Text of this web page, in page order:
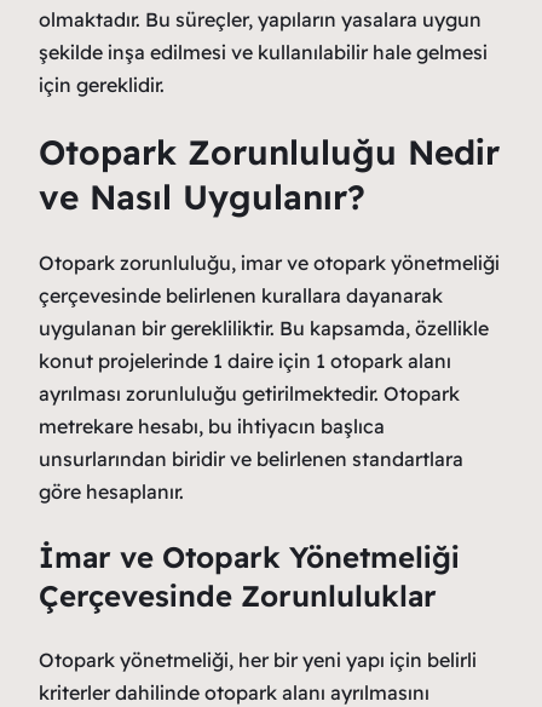
olmaktadır. Bu süreçler, yapıların yasalara uygun
şekilde inşa edilmesi ve kullanılabilir hale gelmesi
için gereklidir.
Otopark Zorunluluğu Nedir
ve Nasıl Uygulanır?
Otopark zorunluluğu, imar ve otopark yönetmeliği
çerçevesinde belirlenen kurallara dayanarak
uygulanan bir gerekliliktir. Bu kapsamda, özellikle
konut projelerinde 1 daire için 1 otopark alanı
ayrılması zorunluluğu getirilmektedir. Otopark
metrekare hesabı, bu ihtiyacın başlıca
unsurlarından biridir ve belirlenen standartlara
göre hesaplanır.
İmar ve Otopark Yönetmeliği
Çerçevesinde Zorunluluklar
Otopark yönetmeliği, her bir yeni yapı için belirli
kriterler dahilinde otopark alanı ayrılmasını